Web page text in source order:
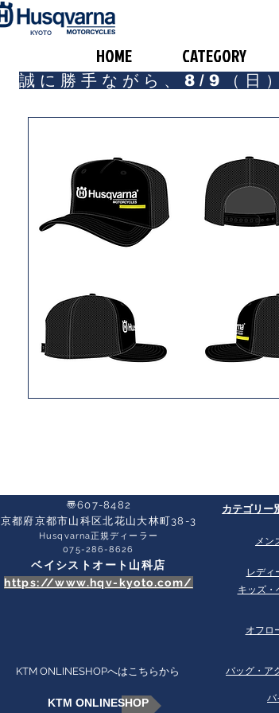
​KYOTO
HOME CATEGORY
誠に勝手ながら、8/9（日
〠607-8482
京都府京都市山科区北花山大林町38-3​
Husqvarna正規ディーラー
​075-286-8626
ベイシストオート山科店
https://www.hqv-kyoto.com/
カテゴリー
メン
レディ
キッズ・
オフロ
KTM ONLINESHOPへはこちらから
KTM ONLINESHOP
バッグ・ア
バ